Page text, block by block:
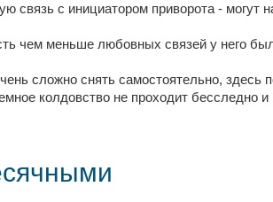
связь с инициатором приворота - могут
чем меньше любовных связей у него
сложно снять самостоятельно, здесь
колдовство не проходит бесследно